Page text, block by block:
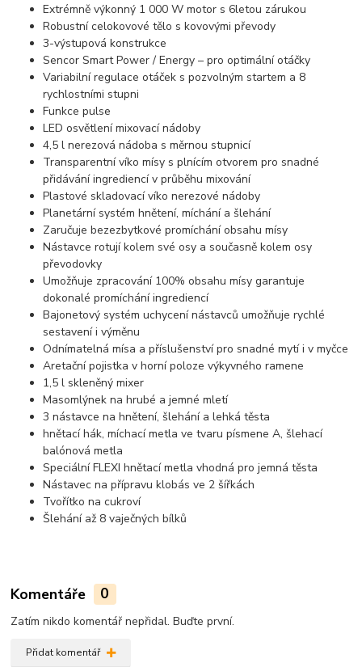
Extrémně výkonný 1 000 W motor s 6letou zárukou
Robustní celokovové tělo s kovovými převody
3-výstupová konstrukce
Sencor Smart Power / Energy – pro optimální otáčky
Variabilní regulace otáček s pozvolným startem a 8
rychlostními stupni
Funkce pulse
LED osvětlení mixovací nádoby
4,5 l nerezová nádoba s měrnou stupnicí
Transparentní víko mísy s plnícím otvorem pro snadné
přidávání ingrediencí v průběhu mixování
Plastové skladovací víko nerezové nádoby
Planetární systém hnětení, míchání a šlehání
Zaručuje bezezbytkové promíchání obsahu mísy
Nástavce rotují kolem své osy a současně kolem osy
převodovky
Umožňuje zpracování 100% obsahu mísy garantuje
dokonalé promíchání ingrediencí
Bajonetový systém uchycení nástavců umožňuje rychlé
sestavení i výměnu
Odnímatelná mísa a příslušenství pro snadné mytí i v myčce
Aretační pojistka v horní poloze výkyvného ramene
1,5 l skleněný mixer
Masomlýnek na hrubé a jemné mletí
3 nástavce na hnětení, šlehání a lehká těsta
hnětací hák, míchací metla ve tvaru písmene A, šlehací
balónová metla
Speciální FLEXI hnětací metla vhodná pro jemná těsta
Nástavec na přípravu klobás ve 2 šířkách
Tvořítko na cukroví
Šlehání až 8 vaječných bílků
Komentáře 0
Zatím nikdo komentář nepřidal. Buďte první.
Přidat komentář